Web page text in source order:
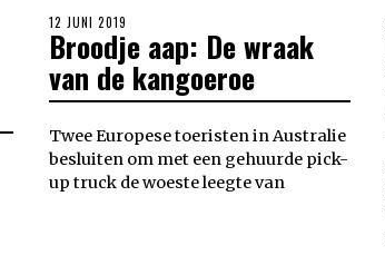
POSTED
ON
12 JUNI 2019
Broodje aap: De wraak
van de kangoeroe
Twee Europese toeristen in Australie
besluiten om met een gehuurde pick-
up truck de woeste leegte van